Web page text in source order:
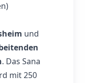
und
. Das Sana
mit 250